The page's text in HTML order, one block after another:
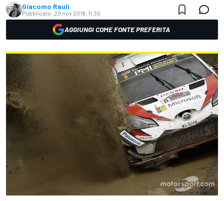
Giacomo Rauli
Pubblicato: 20 nov 2018, 11:30
AGGIUNGI COME FONTE PREFERITA